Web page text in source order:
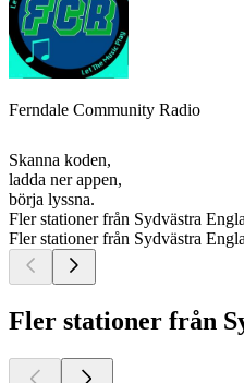
Ferndale Community Radio
Skanna koden,
ladda ner appen,
börja lyssna.
Fler stationer från Sydvästra
Fler stationer från Sydvästra
Fler stationer från